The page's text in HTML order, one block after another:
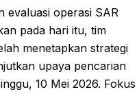
evaluasi operasi SAR
pada hari itu, tim
menetapkan strategi
upaya pencarian
10 Mei 2026. Fokus